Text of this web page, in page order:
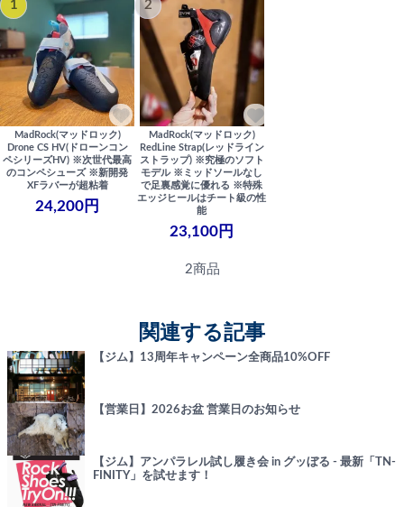
1
MadRock(マッドロック)
Drone CS HV(ドローンコン
ペシリーズHV) ※次世代最高
のコンペシューズ ※新開発
XFラバーが超粘着
24,200円
2
MadRock(マッドロック)
RedLine Strap(レッドライン
ストラップ) ※究極のソフト
モデル ※ミッドソールなし
で足裏感覚に優れる ※特殊
エッジヒールはチート級の性
能
23,100円
2商品
関連する記事
【ジム】13周年キャンペーン全商品10%OFF
【営業日】2026お盆 営業日のお知らせ
【ジム】アンパラレル試し履き会 in グッぼる - 最新「TN-
FINITY」を試せます！